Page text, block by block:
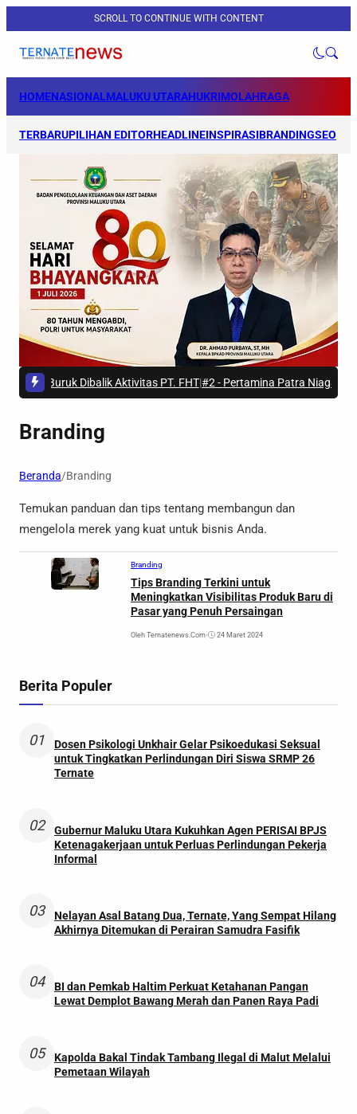
SCROLL TO CONTINUE WITH CONTENT
HOMENASIONALMALUKU UTARAHUKRIMOLAHRAGA
TERBARUPILIHAN EDITORHEADLINEINSPIRASIBRANDINGSEO
Buruk Dibalik Aktivitas PT. FHT|#2 -Pertamina Patra Niaga
Branding
Beranda/Branding
Temukan panduan dan tips tentang membangun dan
mengelola merek yang kuat untuk bisnis Anda.
Branding
Tips Branding Terkini untuk
Meningkatkan Visibilitas Produk Baru di
Pasar yang Penuh Persaingan
Oleh Ternatenews.com• 24 Maret 2024
Berita Populer
01
Dosen Psikologi Unkhair Gelar Psikoedukasi Seksual
untuk Tingkatkan Perlindungan Diri Siswa SRMP 26
Ternate
02
Gubernur Maluku Utara Kukuhkan Agen PERISAI BPJS
Ketenagakerjaan untuk Perluas Perlindungan Pekerja
Informal
03
Nelayan Asal Batang Dua, Ternate, Yang Sempat Hilang
Akhirnya Ditemukan di Perairan Samudra Fasifik
04
BI dan Pemkab Haltim Perkuat Ketahanan Pangan
Lewat Demplot Bawang Merah dan Panen Raya Padi
05
Kapolda Bakal Tindak Tambang Ilegal di Malut Melalui
Pemetaan Wilayah